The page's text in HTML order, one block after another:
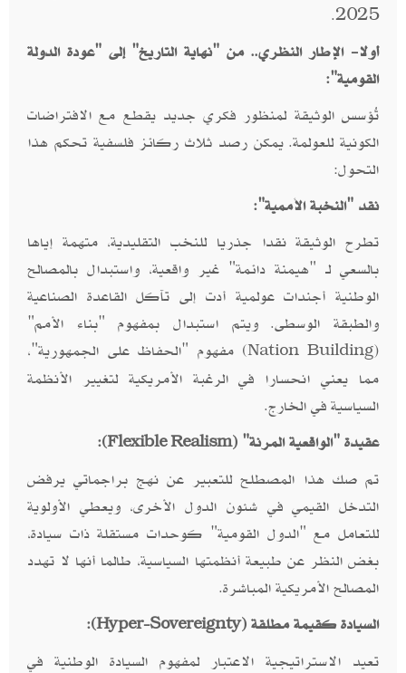
2025.
أولا- الإطار النظري.. من "نهاية التاريخ" إلى "عودة الدولة
القومية":
تُؤسس الوثيقة لمنظور فكري جديد يقطع مع الافتراضات
الكونية للعولمة. يمكن رصد ثلاث ركائز فلسفية تحكم هذا
التحول:
نقد "النخبة الأممية":
تطرح الوثيقة نقدا جذريا للنخب التقليدية، متهمة إياها
بالسعي لـ "هيمنة دائمة" غير واقعية، واستبدال بالمصالح
الوطنية أجندات عولمية أدت إلى تآكل القاعدة الصناعية
والطبقة الوسطى. ويتم استبدال بمفهوم "بناء الأمم"
(
Nation Building) مفهوم "الحفاظ على الجمهورية"،
مما يعني انحسارا في الرغبة الأمريكية لتغيير الأنظمة
السياسية في الخارج.
عقيدة "الواقعية المرنة" (Flexible Realism
):
تم صك هذا المصطلح للتعبير عن نهج براجماتي يرفض
التدخل القيمي في شئون الدول الأخرى، ويعطي الأولوية
للتعامل مع "الدول القومية" كوحدات مستقلة ذات سيادة،
بغض النظر عن طبيعة أنظمتها السياسية، طالما أنها لا تهدد
المصالح الأمريكية المباشرة.
السيادة كقيمة مطلقة (Hyper-Sovereignty
):
تعيد الاستراتيجية الاعتبار لمفهوم السيادة الوطنية في